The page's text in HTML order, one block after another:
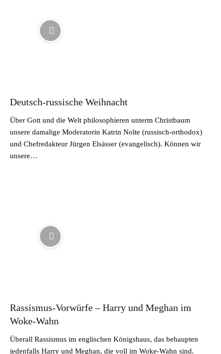
Deutsch-russische Weihnacht
Über Gott und die Welt philosophieren unterm Christbaum
unsere damalige Moderatorin Katrin Nolte (russisch-orthodox)
und Chefredakteur Jürgen Elsässer (evangelisch). Können wir
unsere…
Rassismus-Vorwürfe – Harry und Meghan im
Woke-Wahn
Überall Rassismus im englischen Königshaus, das behaupten
jedenfalls Harry und Meghan, die voll im Woke-Wahn sind.